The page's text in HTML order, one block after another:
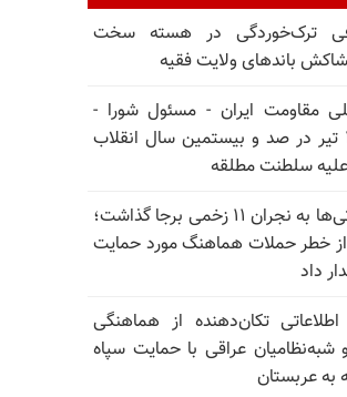
ترک‌خوردگی در هسته سخت
باندهای ولایت فقیه
مقاومت ایران - مسئول شورا -
تبریک ۳۰ تیر در صد و بیستمین سال انقلاب
سلطنت مطلقه
حمله حوثی‌ها به نجران ۱۱ زخمی برجا گذاشت؛
خطر حملات هماهنگ مورد حمایت
داد
تکان‌دهنده از هماهنگی
شبه‌نظامیان عراقی با حمایت سپاه
به عربستان